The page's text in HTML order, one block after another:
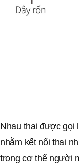
Nhau thai được gọi
nhằm kết nối thai
trong cơ thể người